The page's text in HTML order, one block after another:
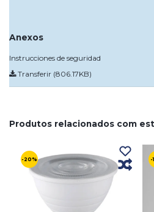
Anexos
Instrucciones de seguridad
Transferir (806.17KB)
Produtos relacionados com
-20% -